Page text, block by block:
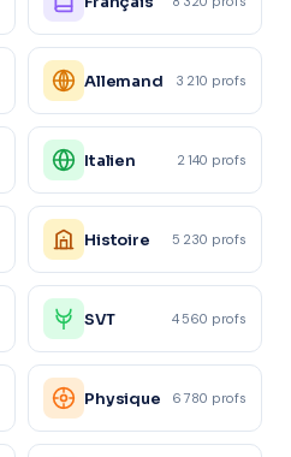
Allemand 3 210 profs
Italien 2 140 profs
Histoire 5 230 profs
SVT 4 560 profs
Physique 6 780 profs